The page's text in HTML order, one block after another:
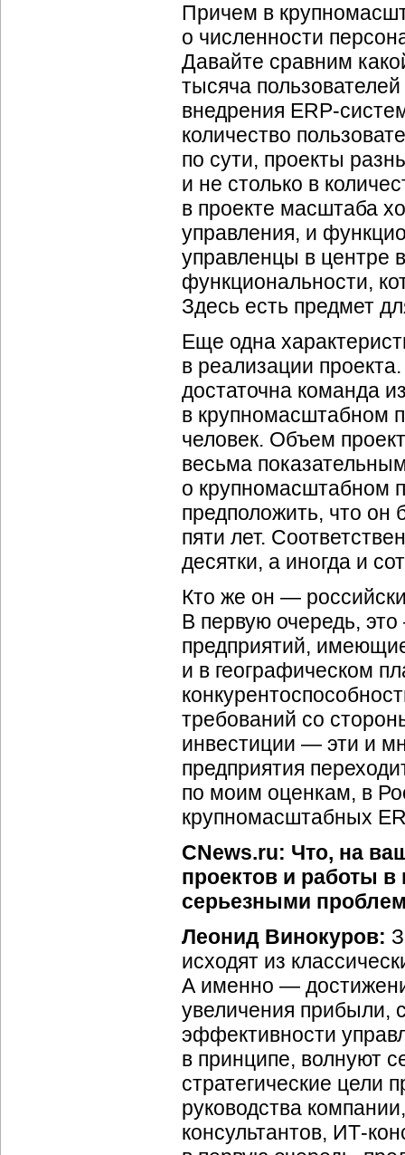
Причем в
о численности
Давайте сравним
тысяча
внедрения ERP-
количество
по сути, проекты
и не столько в
в проекте масштаба
управления, и
управленцы в центре
функциональности,
Здесь есть предмет
Еще одна
в реализации
достаточна команда
в крупномасштабном
человек. Объем
весьма
о крупномасштабном
предположить, что он
пяти лет.
десятки, а иногда и
Кто же он —
В первую очередь,
предприятий,
и в географическом
требований со
инвестиции — эти и
предприятия
по моим оценкам, в
крупномасштабных
CNews.ru: Что, на
проектов и работы
серьезными
Леонид Винокуров:
исходят из
А именно —
увеличения прибыли,
эффективности
в принципе, волнуют
стратегические цели
руководства
консультантов, ИТ-